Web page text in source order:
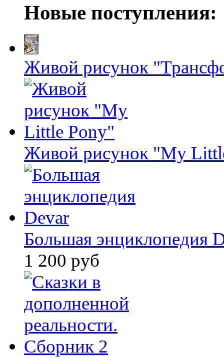
Новые поступления:
Живой рисунок
Живой рисунок "My
Большая энциклопедия
1 200 руб